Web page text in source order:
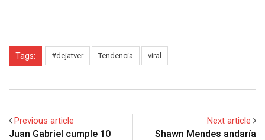
Tags: #dejatver Tendencia viral
Previous article
Juan Gabriel cumple 10
Next article
Shawn Mendes andaría